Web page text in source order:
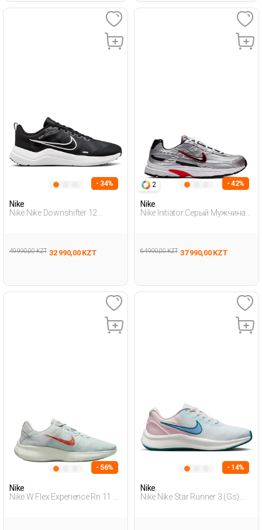
- 34%
Nike
Nike Nike Downshifter 12
49 990,00 KZT 32 990,00 KZT
2 - 42%
Nike
Nike Initiator Серый Мужчина
64 990,00 KZT 37 990,00 KZT
- 56%
Nike
Nike W Flex Experience Rn 11 N
- 14%
Nike
Nike Nike Star Runner 3 (Gs)